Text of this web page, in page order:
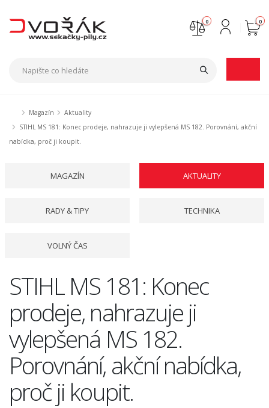
0
0
Magazín
Aktuality
STIHL MS 181: Konec prodeje, nahrazuje ji vylepšená MS 182. Porovnání, akční
nabídka, proč ji koupit.
MAGAZÍN AKTUALITY
RADY & TIPY TECHNIKA
VOLNÝ ČAS
STIHL MS 181: Konec
prodeje, nahrazuje ji
vylepšená MS 182.
Porovnání, akční nabídka,
proč ji koupit.